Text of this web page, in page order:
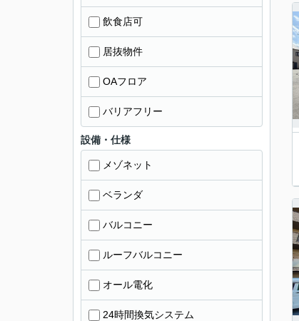
飲食店可
居抜物件
OAフロア
バリアフリー
設備・仕様
メゾネット
ベランダ
バルコニー
ルーフバルコニー
オール電化
24時間換気システム